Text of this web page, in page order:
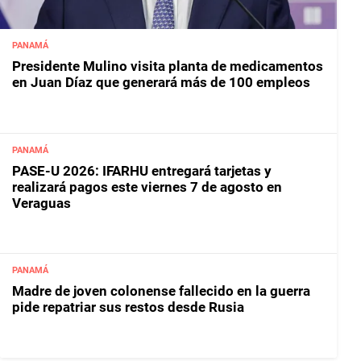
PANAMÁ
Presidente Mulino visita planta de medicamentos
en Juan Díaz que generará más de 100 empleos
PANAMÁ
PASE-U 2026: IFARHU entregará tarjetas y
realizará pagos este viernes 7 de agosto en
Veraguas
PANAMÁ
Madre de joven colonense fallecido en la guerra
pide repatriar sus restos desde Rusia